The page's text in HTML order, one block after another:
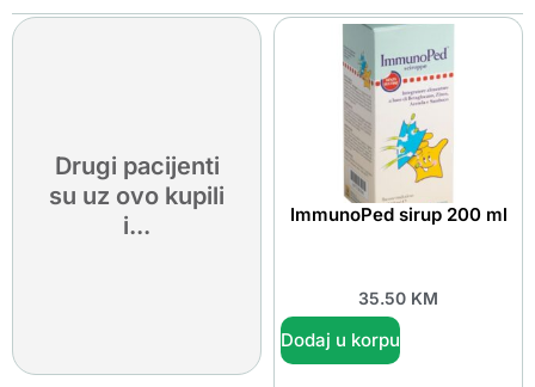
Drugi pacijenti
su uz ovo kupili
i...
ImmunoPed sirup 200 ml
35.50 KM
Dodaj u korpu